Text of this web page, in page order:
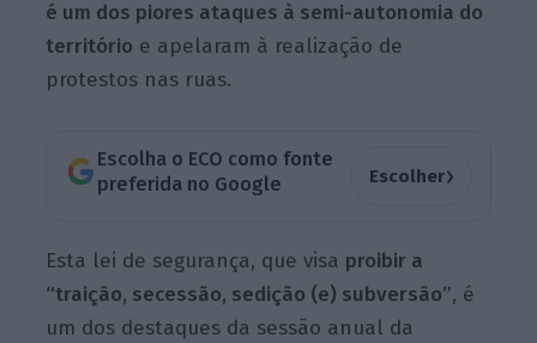
é um dos piores ataques à semi-autonomia do
território e apelaram à realização de
protestos nas ruas.
Escolha o ECO como fonte
preferida no Google
Escolher›
Esta lei de segurança, que visa proibir a
“traição, secessão, sedição (e) subversão”, é
um dos destaques da sessão anual da